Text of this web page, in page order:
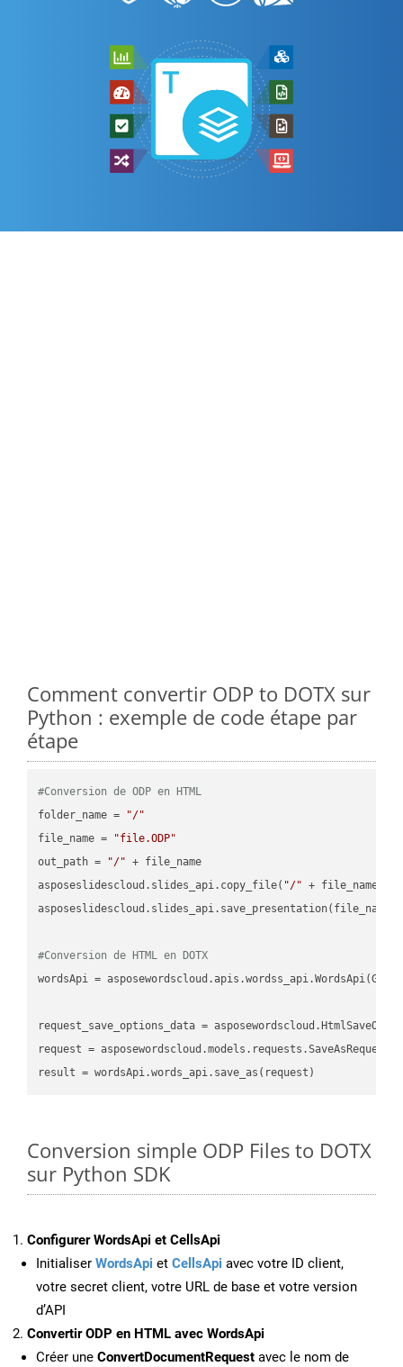
Comment convertir ODP to DOTX sur
Python : exemple de code étape par
étape
#Conversion de ODP en HTML
folder_name =
"/"
file_name =
"file.ODP"
out_path =
"/" + file_name
asposeslidescloud.slides_api.copy_file( "/" + file_name,
#Conversion de HTML en DOTX
wordsApi =
request_save_options_data =
request =
Conversion simple ODP Files to DOTX
sur Python SDK
Configurer WordsApi et CellsApi
Initialiser WordsApi et CellsApi avec votre ID client,
votre secret client, votre URL de base et votre version
d’API
Convertir ODP en HTML avec WordsApi
Créer une ConvertDocumentRequest avec le nom de